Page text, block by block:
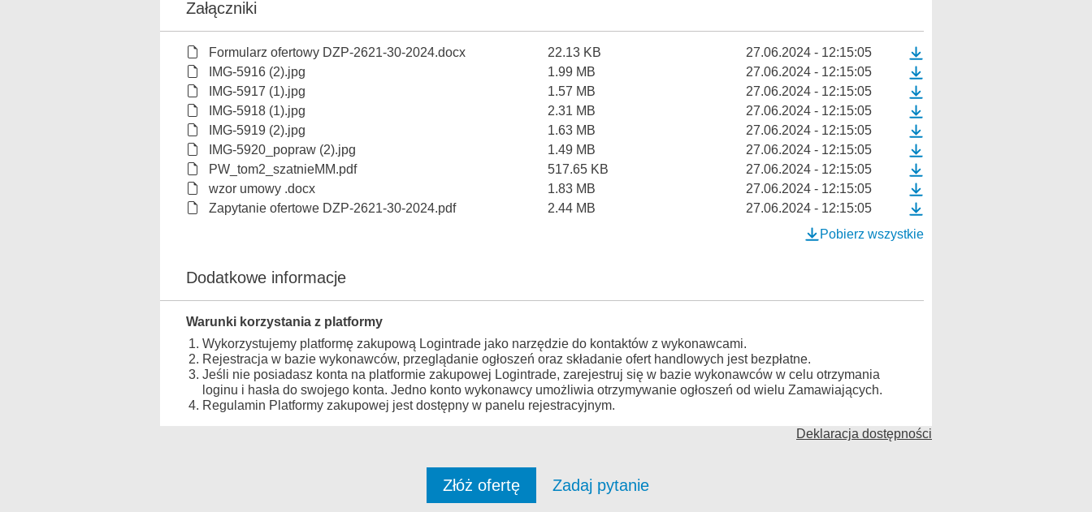
Załączniki
Formularz ofertowy DZP-2621-30-2024.docx 22.13 KB
27.06.2024 - 12:15:05
IMG-5916 (2).jpg
1.99 MB
27.06.2024 - 12:15:05
IMG-5917 (1).jpg
1.57 MB
27.06.2024 - 12:15:05
IMG-5918 (1).jpg
2.31 MB
27.06.2024 - 12:15:05
IMG-5919 (2).jpg
1.63 MB
27.06.2024 - 12:15:05
IMG-5920_popraw (2).jpg
1.49 MB
27.06.2024 - 12:15:05
PW_tom2_szatnieMM.pdf
517.65 KB
27.06.2024 - 12:15:05
wzor umowy .docx
1.83 MB
27.06.2024 - 12:15:05
Zapytanie ofertowe DZP-2621-30-2024.pdf
2.44 MB
27.06.2024 - 12:15:05
Pobierz wszystkie
Dodatkowe informacje
Warunki korzystania z platformy
Wykorzystujemy platformę zakupową Logintrade jako narzędzie do kontaktów z wykonawcami.
Rejestracja w bazie wykonawców, przeglądanie ogłoszeń oraz składanie ofert handlowych jest bezpłatne.
Jeśli nie posiadasz konta na platformie zakupowej Logintrade, zarejestruj się w bazie wykonawców w celu otrzymania
loginu i hasła do swojego konta. Jedno konto wykonawcy umożliwia otrzymywanie ogłoszeń od wielu Zamawiających.
Regulamin Platformy zakupowej jest dostępny w panelu rejestracyjnym.
Deklaracja dostępności
Złóż ofertę Zadaj pytanie